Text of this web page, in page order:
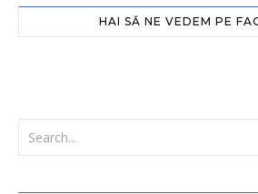
HAI SĂ NE VEDEM PE